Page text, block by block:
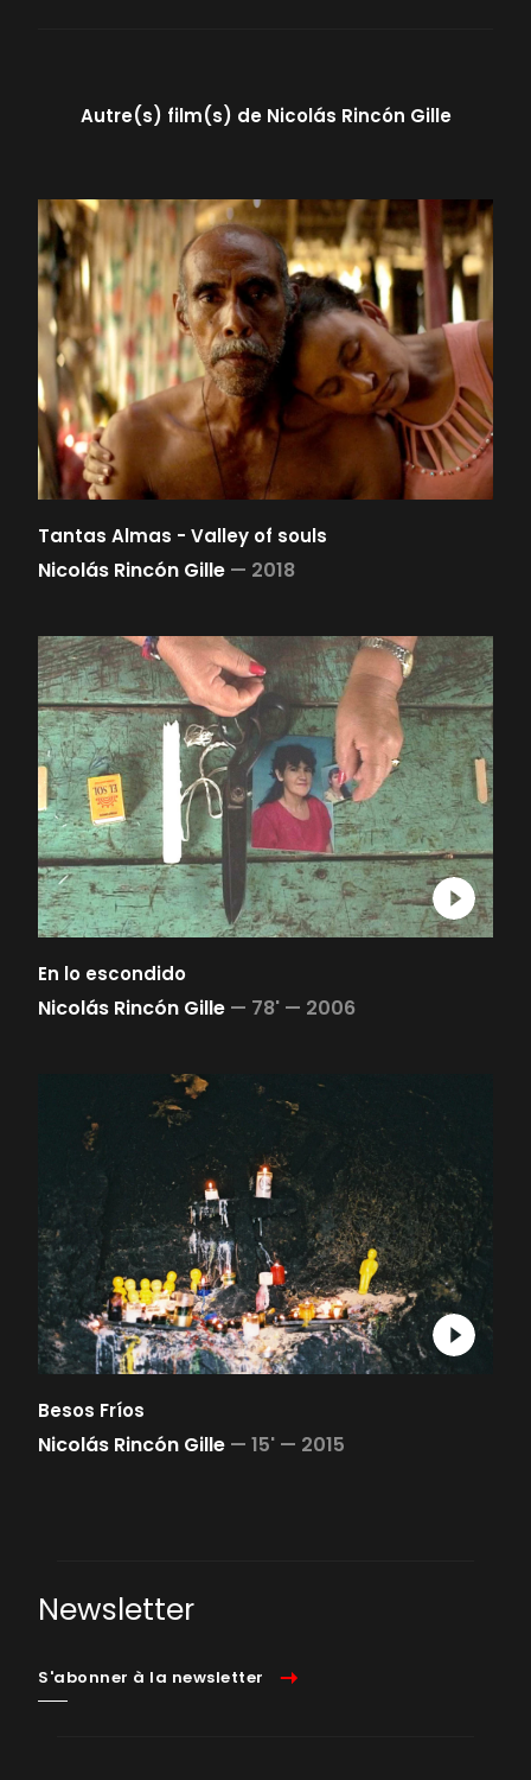
Autre(s) film(s) de Nicolás Rincón Gille
Tantas Almas - Valley of souls
Nicolás Rincón Gille — 2018
En lo escondido
Nicolás Rincón Gille — 78' — 2006
Besos Fríos
Nicolás Rincón Gille — 15' — 2015
Newsletter
S'abonner à la newsletter